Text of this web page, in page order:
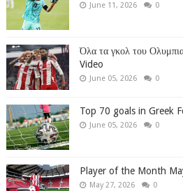
June 11, 2026 0
Όλα τα γκολ του
Video
June 05, 2026 0
Top 70 goals in Greek
June 05, 2026 0
Player of the Month
May 27, 2026 0